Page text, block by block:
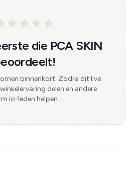
die PCA SKIN
binnenkort. Zodra dit live
delen en andere
leden helpen.